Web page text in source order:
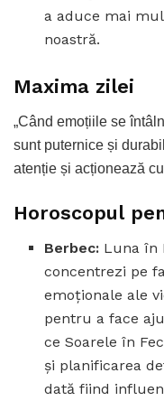
a aduce mai
noastră.
Maxima zilei
„Când emoțiile se
sunt puternice și
atenție și acționează
Horoscopul
Berbec: Luna în
concentrezi pe
emoționale ale
pentru a face
ce Soarele în
și planificarea
dată fiind